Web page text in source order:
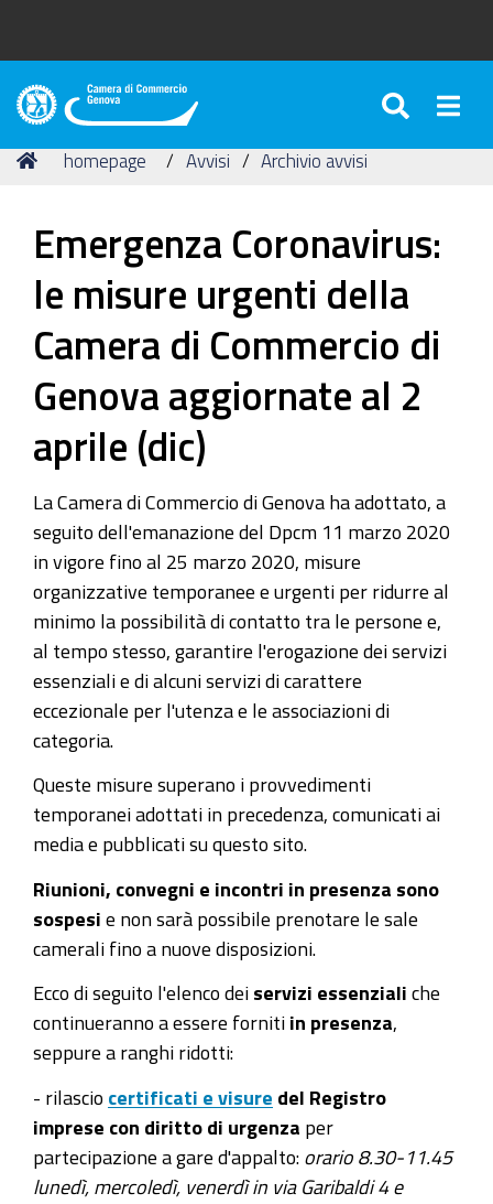
Camera
Commercio
Tu
Home
homepage Avvisi Archivio avvisi
Emergenza Coronavirus:
le misure urgenti della
Camera di Commercio di
Genova aggiornate al 2
aprile (dic)
La Camera di Commercio di Genova ha adottato, a
seguito dell'emanazione del Dpcm 11 marzo 2020
in vigore fino al 25 marzo 2020, misure
organizzative temporanee e urgenti per ridurre al
minimo la possibilità di contatto tra le persone e,
al tempo stesso, garantire l'erogazione dei servizi
essenziali e di alcuni servizi di carattere
eccezionale per l'utenza e le associazioni di
categoria.
Queste misure superano i provvedimenti
temporanei adottati in precedenza, comunicati ai
media e pubblicati su questo sito.
Riunioni, convegni e incontri in presenza sono
sospesi e non sarà possibile prenotare le sale
camerali fino a nuove disposizioni.
Ecco di seguito l'elenco dei servizi essenziali che
continueranno a essere forniti in presenza
seppure a ranghi ridotti:
- rilascio certificati e visure del Registro
imprese con diritto di urgenza per
partecipazione a gare d'appalto: orario 8.30-11.45
lunedì, mercoledì, venerdì in via Garibaldi 4 e